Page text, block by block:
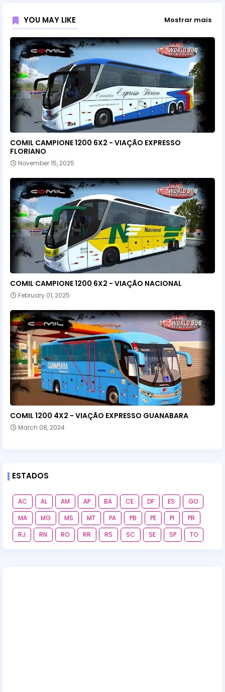
YOU MAY LIKE Mostrar mais
COMIL CAMPIONE 1200 6X2 - VIAÇÃO EXPRESSO
FLORIANO
November 15, 2025
COMIL CAMPIONE 1200 6X2 - VIAÇÃO NACIONAL
February 01, 2025
COMIL 1200 4X2 - VIAÇÃO EXPRESSO GUANABARA
March 08, 2024
ESTADOS
AC AL AM AP BA CE DF ES
GO
MA
MG MS MT PA PB PE PI
PR
RJ
RN RO RR RS SC SE SP TO